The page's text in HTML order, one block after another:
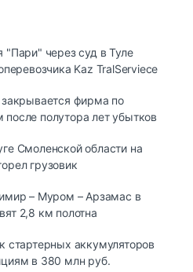
"Пари" через суд в Туле
Kaz TralServiece
фирма по
полутора лет убытков
Смоленской области на
грузовик
– Муром – Арзамас в
2,8 км полотна
стартерных аккумуляторов
в 380 млн руб.